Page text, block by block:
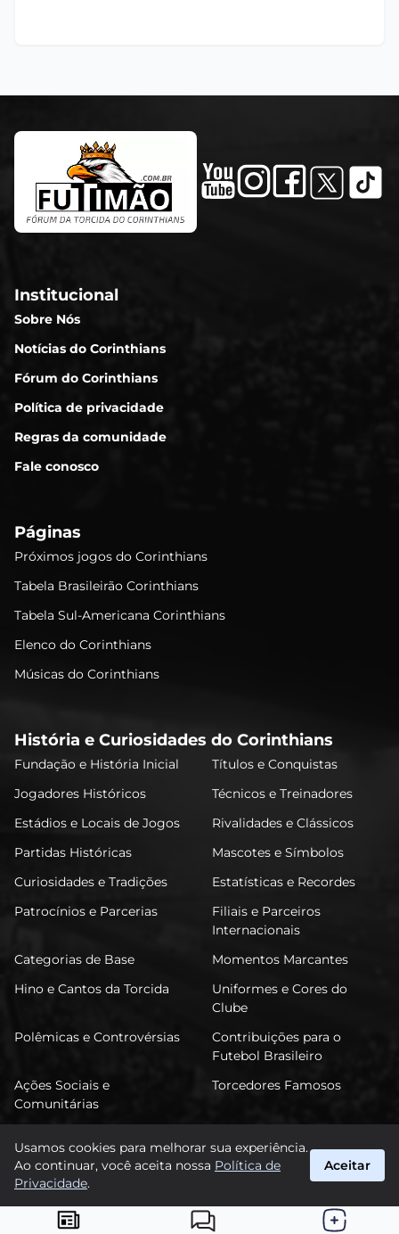
Institucional
Sobre Nós
Notícias do Corinthians
Fórum do Corinthians
Política de privacidade
Regras da comunidade
Fale conosco
Páginas
Próximos jogos do Corinthians
Tabela Brasileirão Corinthians
Tabela Sul-Americana Corinthians
Elenco do Corinthians
Músicas do Corinthians
História e Curiosidades do Corinthians
Fundação e História Inicial
Títulos e Conquistas
Jogadores Históricos
Técnicos e Treinadores
Estádios e Locais de Jogos
Rivalidades e Clássicos
Partidas Históricas
Mascotes e Símbolos
Curiosidades e Tradições
Estatísticas e Recordes
Patrocínios e Parcerias
Filiais e Parceiros
Internacionais
Categorias de Base
Momentos Marcantes
Hino e Cantos da Torcida
Uniformes e Cores do
Clube
Polêmicas e Controvérsias
Contribuições para o
Futebol Brasileiro
Ações Sociais e
Comunitárias
Torcedores Famosos
FuTimão
Usamos cookies para melhorar sua experiência.
Ao continuar, você aceita nossa Política de
Privacidade.
Aceitar